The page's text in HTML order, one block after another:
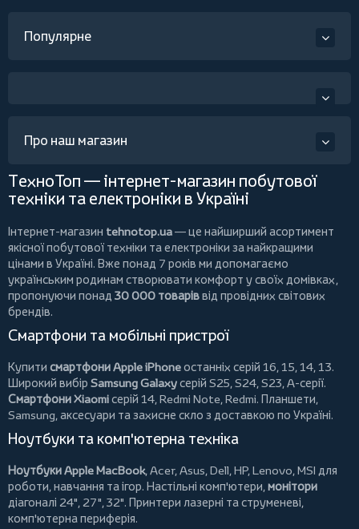
Популярне
Про наш магазин
ТехноТоп — інтернет-магазин побутової
техніки та електроніки в Україні
Інтернет-магазин tehnotop.ua— це найширший асортимент
якісної побутової техніки та електроніки за найкращими
цінами в Україні. Вже понад 7 років ми допомагаємо
українським родинам створювати комфорт у своїх домівках,
пропонуючи понад 30 000 товаріввід провідних світових
брендів.
Смартфони та мобільні пристрої
Купити смартфони Apple iPhoneостанніх серій 16, 15, 14, 13.
Широкий вибір Samsung Galaxyсерій S25, S24, S23, A-серії.
Смартфони Xiaomiсерій 14, Redmi Note, Redmi. Планшети,
Samsung, аксесуари тазахисне скло з доставкою по Україні.
Ноутбуки та комп'ютерна техніка
Ноутбуки Apple MacBook,Acer,Asus,Dell,HP,Lenovo,MSI для
роботи, навчання та ігор. Настільні комп'ютери,монітори
діагоналі 24", 27", 32". Принтери лазерні та струменеві,
комп'ютерна периферія.